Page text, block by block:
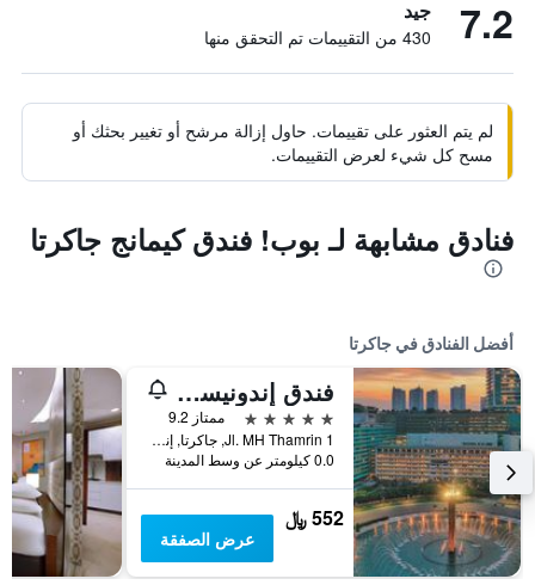
7.2 جيد
430 من التقييمات تم التحقق منها
لم يتم العثور على تقييمات. حاول إزالة مرشح أو تغيير بحثك أو
مسح كل شيء لعرض التقييمات.
فنادق مشابهة لـ بوب! فندق كيمانج جاكرتا
أفضل الفنادق في جاكرتا
فندق إندونيسيا كمبينسكي جاكرتا
5 نجوم
ممتاز 9.2
Jl. MH Thamrin 1, جاكرتا, إندونيسيا
0.0 كيلومتر عن وسط المدينة
552 ﷼
عرض الصفقة